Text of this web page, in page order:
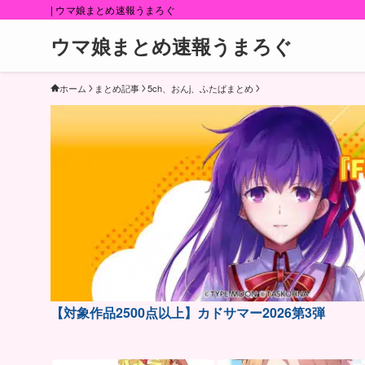
| ウマ娘まとめ速報うまろぐ
ウマ娘まとめ速報うまろぐ
ホーム まとめ記事 5ch、おんj、ふたばまとめ
【対象作品2500点以上】カドサマー2026第3弾